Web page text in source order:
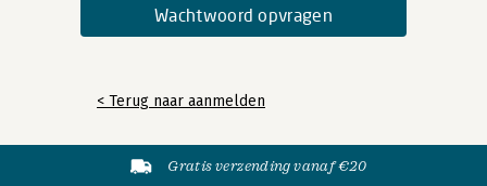
< Terug naar aanmelden
Gratis verzending vanaf €20